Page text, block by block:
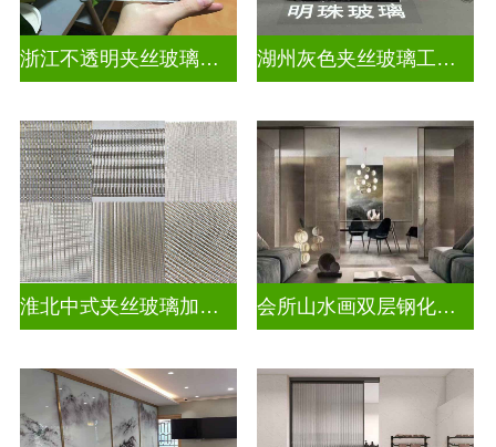
浙江不透明夹丝玻璃定做 湖州灰色夹丝玻璃工厂招聘
淮北中式夹丝玻璃加工点 会所山水画双层钢化夹胶